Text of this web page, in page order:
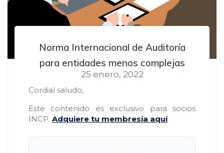
Norma Internacional de Auditoría
para entidades menos complejas
25 enero, 2022
Cordial saludo,
Este contenido es exclusivo para socios
INCP. Adquiere tu membresía aquí